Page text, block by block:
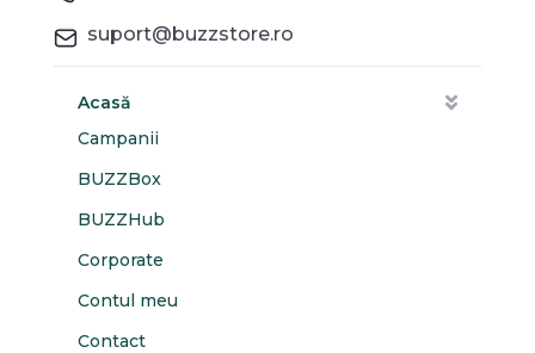
suport@buzzstore.ro
Acasă
Campanii
BUZZBox
BUZZHub
Corporate
Contul meu
Contact